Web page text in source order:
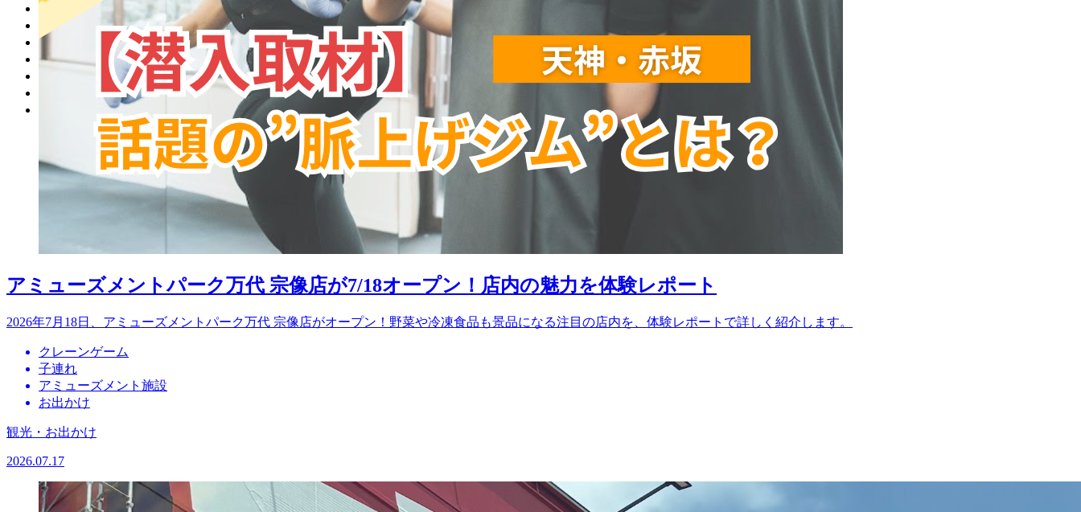
イベント
自然
フィットネス
ランチ
アミューズメントパーク万代 宗像店が7/18オープン！店内の魅力を体験レポート
2026年7月18日、アミューズメントパーク万代 宗像店がオープン！野菜や冷凍食品も景品になる注目の店内を、体験レポートで詳しく紹介します。
クレーンゲーム
子連れ
アミューズメント施設
お出かけ
観光・お出かけ
2026.07.17